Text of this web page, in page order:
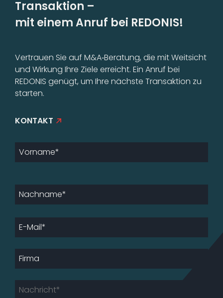
Transaktion –
mit einem Anruf bei REDONIS!
Vertrauen Sie auf M&A‑Beratung, die mit Weitsicht
und Wirkung Ihre Ziele erreicht. Ein Anruf bei
REDONIS genügt, um Ihre nächste Transaktion zu
starten.
KONTAKT
Company
Name *